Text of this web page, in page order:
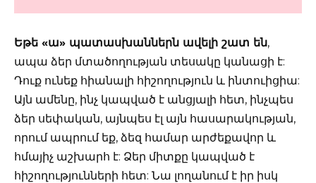
Եթե «ա» պատասխաններն ավելի շատ են,
ապա ձեր մտածողության տեսակը կանացի է:
Դուք ունեք հիանալի հիշողություն և ինտուիցիա:
Այն ամենը, ինչ կապված է անցյալի հետ, ինչպես
ձեր սեփական, այնպես էլ այն հասարակության,
որում ապրում եք, ձեզ համար արժեքավոր և
հմայիչ աշխարհ է: Ձեր միտքը կապված է
հիշողությունների հետ: Նա լողանում է իր իսկ